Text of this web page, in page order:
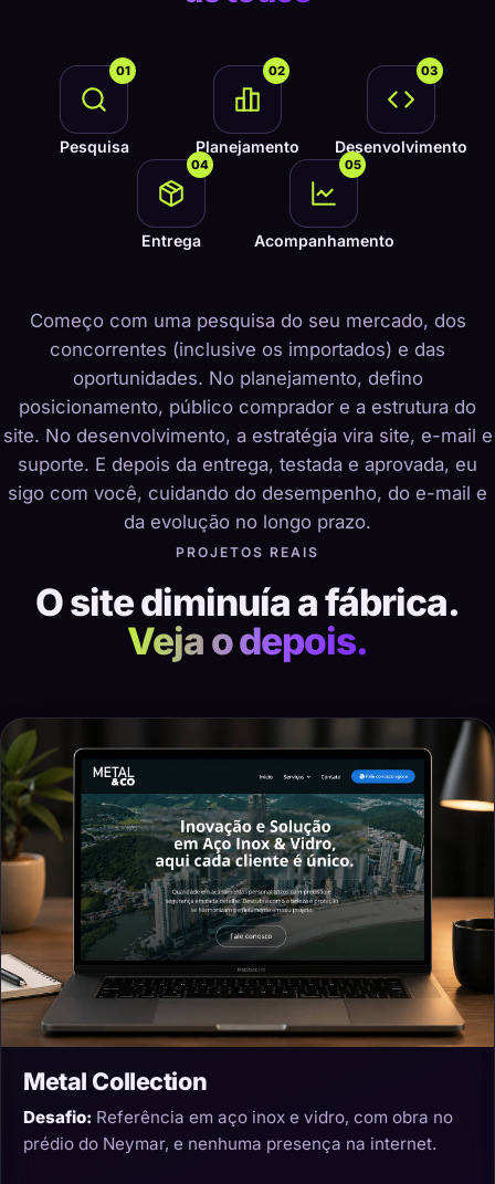
01
Pesquisa
02
Planejamento
03
Desenvolvimento
04
Entrega
05
Acompanhamento
Começo com uma pesquisa do seu mercado, dos
concorrentes (inclusive os importados) e das
oportunidades. No planejamento, defino
posicionamento, público comprador e a estrutura do
site. No desenvolvimento, a estratégia vira site, e-mail e
suporte. E depois da entrega, testada e aprovada, eu
sigo com você, cuidando do desempenho, do e-mail e
da evolução no longo prazo.
PROJETOS REAIS
O site diminuía a fábrica.
Veja o depois.
Metal Collection
Desafio: Referência em aço inox e vidro, com obra no
prédio do Neymar, e nenhuma presença na internet.